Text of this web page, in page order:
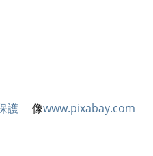
護 像www.pixabay.com